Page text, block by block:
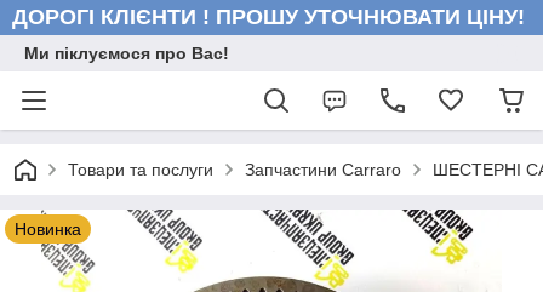
ДОРОГІ КЛІЄНТИ ! ПРОШУ УТОЧНЮВАТИ ЦІНУ!
Ми піклуємося про Вас!
Товари та послуги Запчастини Carraro ШЕСТЕРНІ
Новинка